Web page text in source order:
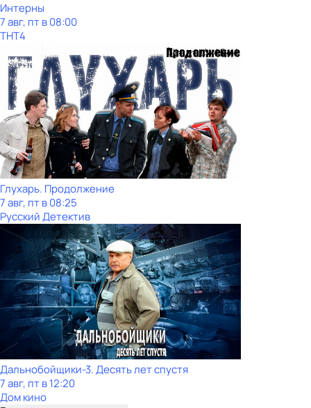
Интерны
7 авг, пт в 08:00
ТНТ4
Глухарь. Продолжение
7 авг, пт в 08:25
Русский Детектив
Дальнобойщики-3. Десять лет спустя
7 авг, пт в 12:20
Дом кино